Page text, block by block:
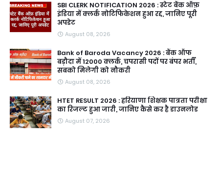
SBI CLERK NOTIFICATION 2026 : स्टेट बैंक ऑफ़
इंडिया में क्लर्क नोटिफिकेशन हुआ रद्द, जानिए पूरी
अपडेट
August 08, 2026
Bank of Baroda Vacancy 2026 : बैंक ऑफ
बड़ौदा में 12000 क्लर्क, चपरासी पदों पर बंपर भर्ती,
सबको मिलेगी को नौकरी
August 08, 2026
HTET RESULT 2026 : हरियाणा शिक्षक पात्रता परीक्षा
का रिजल्ट हुआ जारी, जानिए कैसे कर है डाउनलोड
August 07, 2026